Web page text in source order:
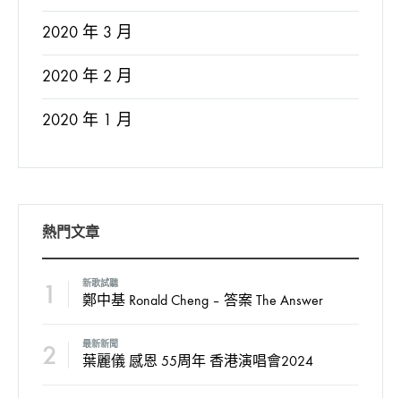
2020 年 3 月
2020 年 2 月
2020 年 1 月
熱門文章
1 新歌試聽
鄭中基 Ronald Cheng – 答案 The Answer
2 最新新聞
葉麗儀 感恩 55周年 香港演唱會2024